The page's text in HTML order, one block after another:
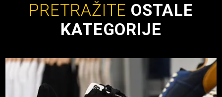
PRETRAŽITE OSTALE
KATEGORIJE